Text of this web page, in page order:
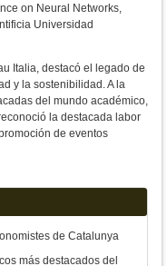
on Neural Networks,
Universidad
Italia, destacó el legado de
y la sostenibilidad. A la
del mundo académico,
la destacada labor
de eventos
de Catalunya
más destacados del